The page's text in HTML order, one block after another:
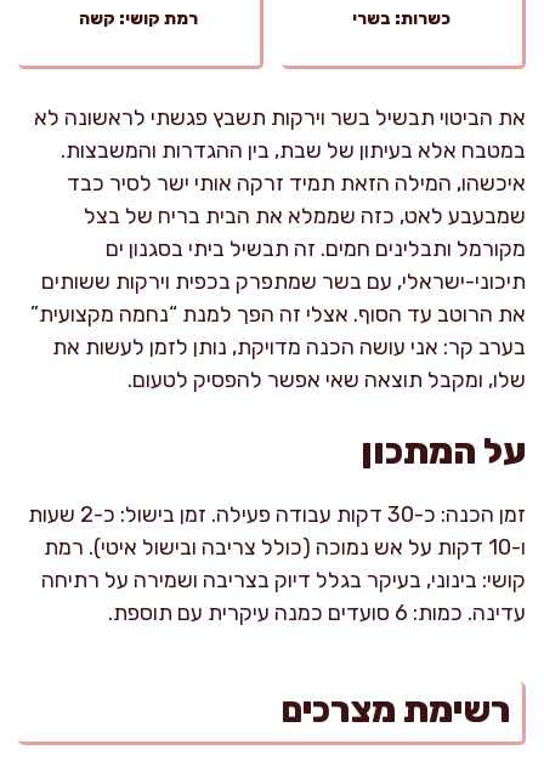
כשרות: בשרי רמת קושי: קשה
את הביטוי תבשיל בשר וירקות תשבץ פגשתי לראשונה לא
במטבח אלא בעיתון של שבת, בין ההגדרות והמשבצות.
איכשהו, המילה הזאת תמיד זרקה אותי ישר לסיר כבד
שמבעבע לאט, כזה שממלא את הבית בריח של בצל
מקורמל ותבלינים חמים. זה תבשיל ביתי בסגנון ים
תיכוני-ישראלי, עם בשר שמתפרק בכפית וירקות ששותים
את הרוטב עד הסוף. אצלי זה הפך למנת “נחמה מקצועית”
בערב קר: אני עושה הכנה מדויקת, נותן לזמן לעשות את
שלו, ומקבל תוצאה שאי אפשר להפסיק לטעום.
על המתכון
זמן הכנה: כ-30 דקות עבודה פעילה. זמן בישול: כ-2 שעות
ו-10 דקות על אש נמוכה (כולל צריבה ובישול איטי). רמת
קושי: בינוני, בעיקר בגלל דיוק בצריבה ושמירה על רתיחה
עדינה. כמות: 6 סועדים כמנה עיקרית עם תוספת.
רשימת מצרכים